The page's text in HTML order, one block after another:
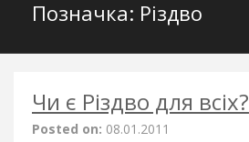
Позначка: Різдво
Чи є Різдво для всіх?
Posted on: 08.01.2011